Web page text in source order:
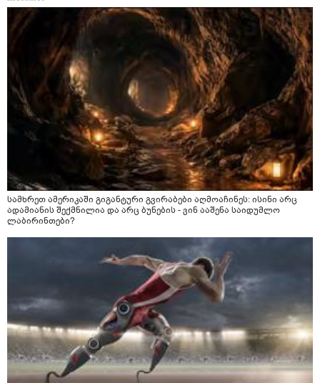
სამხრეთ ამერიკაში გიგანტური გვირაბები აღმოაჩინეს: ისინი არც
ადამიანის შექმნილია და არც ბუნების - ვინ ააშენა საიდუმლო
ლაბირინთები?